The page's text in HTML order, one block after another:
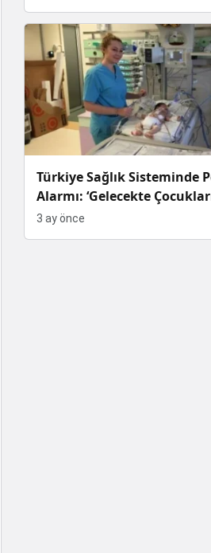
Türkiye Sağlık Sisteminde
Alarmı: ‘Gelecekte
Edecek Hekim
3 ay önce